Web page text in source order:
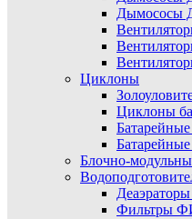
Дымососы
Циклоны
Циклоны
Блочно-
Фильтры